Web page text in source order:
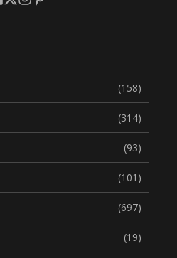
(158)
(314)
(93)
(101)
(697)
(19)